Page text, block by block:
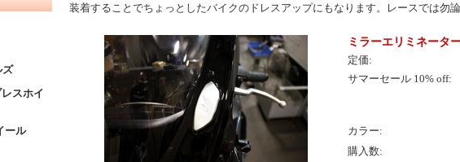
ズ
スホイ
ール
装着することでちょっとしたバイクのドレスアップにもなります。レースでは勿
ミラーエリミネータ
定価:
サマーセール 10% off:
カラー:
購入数: